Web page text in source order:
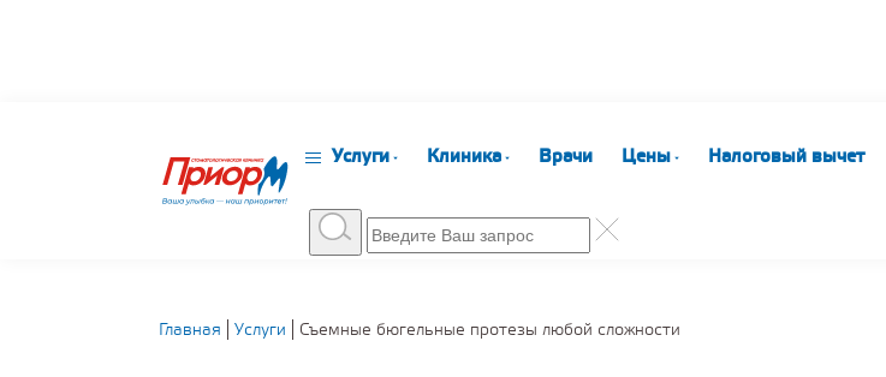
Услуги Клиника Врачи Цены Налоговый вычет
Главная Услуги Съемные бюгельные протезы любой сложности